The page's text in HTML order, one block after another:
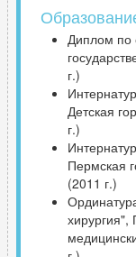
Диплом по
г.)
Детская
г.)
Пермская
(2011 г.)
хирургия",